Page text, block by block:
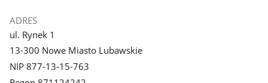
ADRES
ul. Rynek 1
13-300 Nowe Miasto Lubawskie
NIP 877-13-15-763